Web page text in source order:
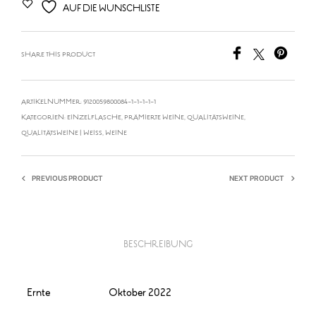
AUF DIE WUNSCHLISTE
SHARE THIS PRODUCT
ARTIKELNUMMER: 9120059800084-1-1-1-1-1
KATEGORIEN: EINZELFLASCHE, PRÄMIERTE WEINE, QUALITÄTSWEINE,
QUALITÄTSWEINE | WEISS , WEINE
PREVIOUS PRODUCT NEXT PRODUCT
BESCHREIBUNG
Ernte Oktober 2022